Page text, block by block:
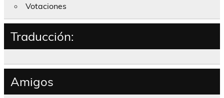
Votaciones
Traducción:
Amigos